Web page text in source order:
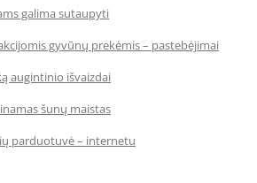
galima sutaupyti
gyvūnų prekėmis – pastebėjimai
augintinio išvaizdai
šunų maistas
parduotuvė – internetu